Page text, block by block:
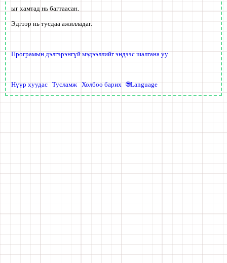
ыг хамтад нь багтаасан.
Эдгээр нь тусдаа ажилладаг.
Програмын дэлгэрэнгүй мэдээллийг эндээс шалгана уу
Нүүр хуудас Тусламж Холбоо барих 🌐Language